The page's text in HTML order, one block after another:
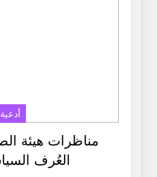
العُرف